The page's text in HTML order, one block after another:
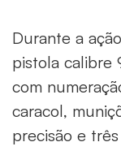
Durante a
pistola calibre
com
caracol,
precisão e